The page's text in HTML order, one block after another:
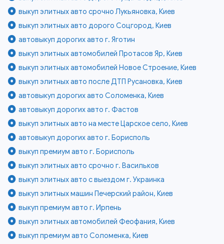
выкуп элитных авто срочно Лукьяновка, Киев
выкуп элитных авто дорого Соцгород, Киев
автовыкуп дорогих авто г. Яготин
выкуп элитных автомобилей Протасов Яр, Киев
выкуп элитных автомобилей Новое Строение, Киев
выкуп элитных авто после ДТП Русановка, Киев
автовыкуп дорогих авто Соломенка, Киев
автовыкуп дорогих авто г. Фастов
выкуп элитных авто на месте Царское село, Киев
автовыкуп дорогих авто г. Борисполь
выкуп премиум авто г. Борисполь
выкуп элитных авто срочно г. Васильков
выкуп элитных авто с выездом г. Украинка
выкуп элитных машин Печерский район, Киев
выкуп премиум авто г. Ирпень
выкуп элитных автомобилей Феофания, Киев
выкуп премиум авто Соломенка, Киев